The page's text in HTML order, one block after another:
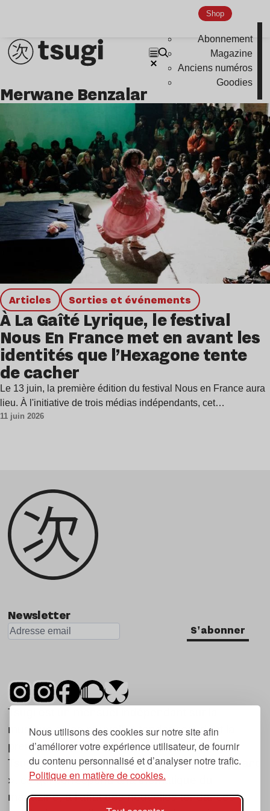
Nous utilisons des cookies sur notre site afin
d’améliorer votre expérience utilisateur, de fournir
du contenu personnalisé et d’analyser notre trafic.
Politique en matière de cookies.
Shop
Abonnement
Magazine
Anciens numéros
Goodies
Merwane Benzalar
Articles Sorties et événements
À La Gaîté Lyrique, le festival
Nous En France met en avant les
identités que l’Hexagone tente
de cacher
Le 13 juin, la première édition du festival Nous en France aura
lieu. À l'initiative de trois médias indépendants, cet…
11 juin 2026
Newsletter
S'abonner
Tsugi est un mensuel indépendant sur la
musique et les nouvelles tendances, dont la
première parution date de 2007.
Tsugi en japonais signifie « prochain », « suivant
», ce qui correspond à la thématique du
magazine, à l’affût des nouvelles tendances